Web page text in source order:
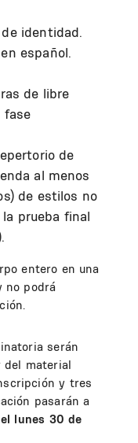
identidad.
español.
de libre
fase
de
al menos
de estilos no
prueba final
entero en una
no podrá
serán
del material
y tres
pasarán a
lunes 30 de